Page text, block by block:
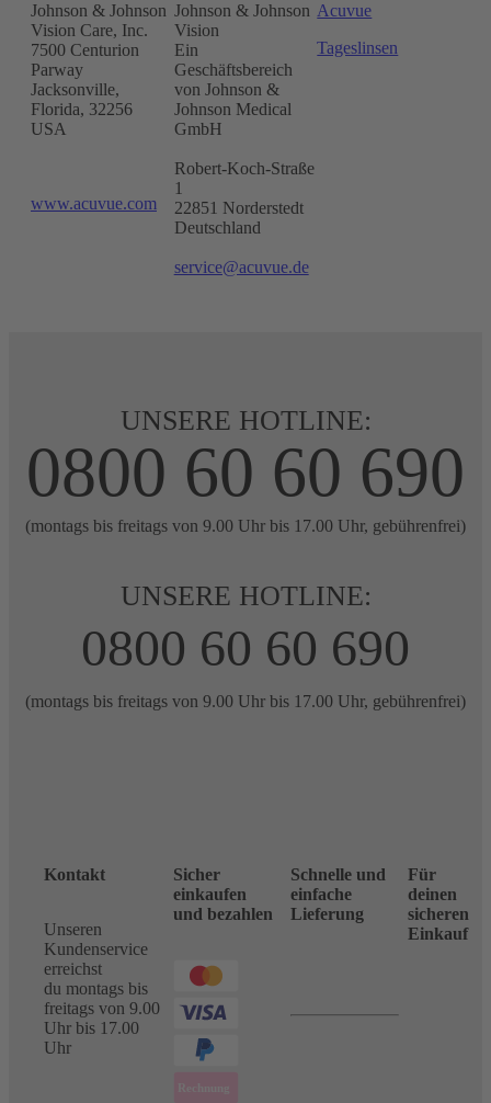
Johnson & Johnson
Vision Care, Inc.
7500 Centurion
Parway
Jacksonville,
Florida, 32256
USA
www.acuvue.com
Johnson & Johnson
Vision
Ein
Geschäftsbereich
von Johnson &
Johnson Medical
GmbH
Robert-Koch-Straße
1
22851 Norderstedt
Deutschland
service@acuvue.de
Acuvue
Tageslinsen
UNSERE HOTLINE:
0800 60 60 690
(montags bis freitags von 9.00 Uhr bis 17.00 Uhr, gebührenfrei)
UNSERE HOTLINE:
0800 60 60 690
(montags bis freitags von 9.00 Uhr bis 17.00 Uhr, gebührenfrei)
Kontakt
Unseren
Kundenservice
erreichst
du montags bis
freitags von 9.00
Uhr bis 17.00
Uhr
Sicher
einkaufen
und bezahlen
Schnelle und
einfache
Lieferung
Für
deinen
sicheren
Einkauf